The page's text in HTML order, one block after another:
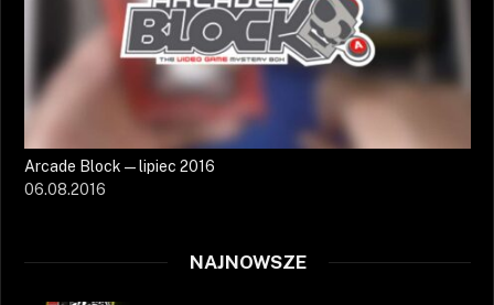
Arcade Block — lipiec 2016
06.08.2016
NAJNOWSZE